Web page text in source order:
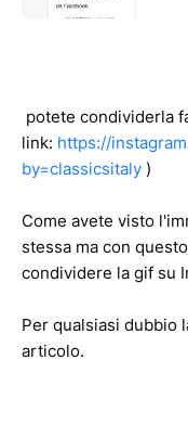
potete condividerla
link: https://
by=classicsitaly )
Come avete visto
stessa ma con
condividere la gif su
Per qualsiasi dubbio
articolo.